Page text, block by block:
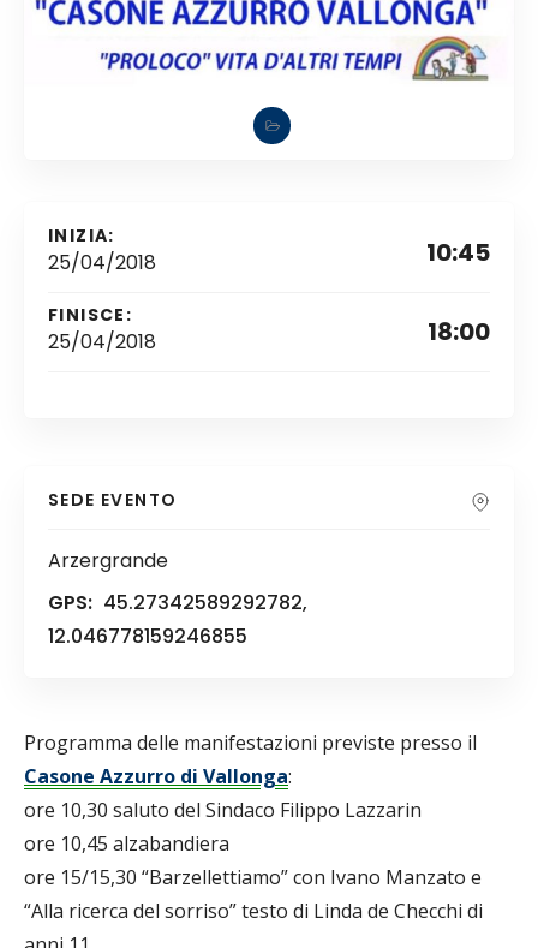
INIZIA:
25/04/2018 10:45
FINISCE:
25/04/2018 18:00
SEDE EVENTO
Arzergrande
GPS: 45.27342589292782,
12.046778159246855
Programma delle manifestazioni previste presso il
Casone Azzurro di Vallonga:
ore 10,30 saluto del Sindaco Filippo Lazzarin
ore 10,45 alzabandiera
ore 15/15,30 “Barzellettiamo” con Ivano Manzato e
“Alla ricerca del sorriso” testo di Linda de Checchi di